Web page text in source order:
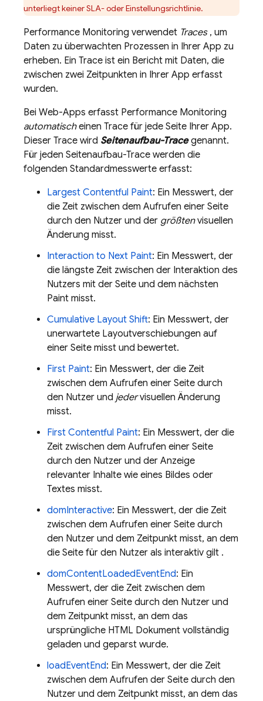
unterliegt keiner SLA- oder Einstellungsrichtlinie.
Performance Monitoring verwendet Traces, um
Daten zu überwachten Prozessen in Ihrer App zu
erheben. Ein Trace ist ein Bericht mit Daten, die
zwischen zwei Zeitpunkten in Ihrer App erfasst
wurden.
Bei Web-Apps erfasst Performance Monitoring
automatischeinen Trace für jede Seite Ihrer App.
Dieser Trace wird Seitenaufbau-Tracegenannt.
Für jeden Seitenaufbau-Trace werden die
folgenden Standardmesswerte erfasst:
Largest Contentful Paint: Ein Messwert, der
die Zeit zwischen dem Aufrufen einer Seite
durch den Nutzer und der größtenvisuellen
Änderung misst.
Interaction to Next Paint: Ein Messwert, der
die längste Zeit zwischen der Interaktion des
Nutzers mit der Seite und dem nächsten
Paint misst.
Cumulative Layout Shift: Ein Messwert, der
unerwartete Layoutverschiebungen auf
einer Seite misst und bewertet.
First Paint: Ein Messwert, der die Zeit
zwischen dem Aufrufen einer Seite durch
den Nutzer und jedervisuellen Änderung
misst.
First Contentful Paint: Ein Messwert, der die
Zeit zwischen dem Aufrufen einer Seite
durch den Nutzer und der Anzeige
relevanter Inhalte wie eines Bildes oder
Textes misst.
domInteractive: Ein Messwert, der die Zeit
zwischen dem Aufrufen einer Seite durch
den Nutzer und dem Zeitpunkt misst, an dem
die Seite für den Nutzer als interaktiv gilt .
domContentLoadedEventEnd: Ein
Messwert, der die Zeit zwischen dem
Aufrufen einer Seite durch den Nutzer und
dem Zeitpunkt misst, an dem das
ursprüngliche HTML Dokument vollständig
geladen und geparst wurde.
loadEventEnd: Ein Messwert, der die Zeit
zwischen dem Aufrufen der Seite durch den
Nutzer und dem Zeitpunkt misst, an dem das